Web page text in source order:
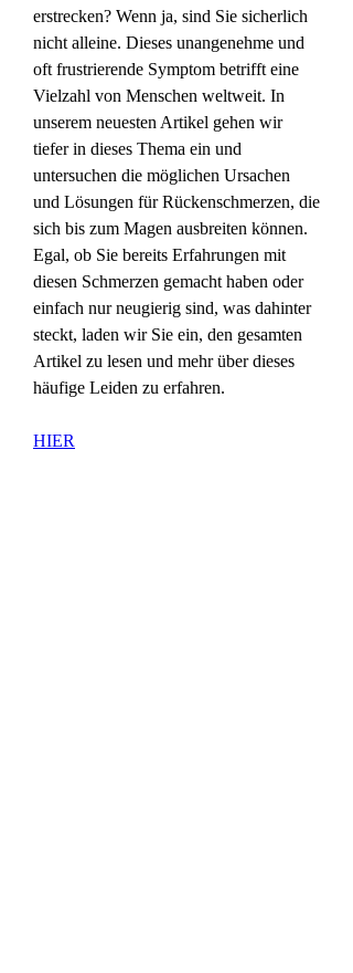
erstrecken? Wenn ja, sind Sie sicherlich
nicht alleine. Dieses unangenehme und
oft frustrierende Symptom betrifft eine
Vielzahl von Menschen weltweit. In
unserem neuesten Artikel gehen wir
tiefer in dieses Thema ein und
untersuchen die möglichen Ursachen
und Lösungen für Rückenschmerzen, die
sich bis zum Magen ausbreiten können.
Egal, ob Sie bereits Erfahrungen mit
diesen Schmerzen gemacht haben oder
einfach nur neugierig sind, was dahinter
steckt, laden wir Sie ein, den gesamten
Artikel zu lesen und mehr über dieses
häufige Leiden zu erfahren.
HIER